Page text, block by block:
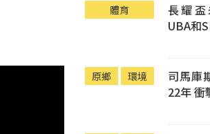
體育
長耀
UBA和
原鄉 環境
司馬庫
22年 衝